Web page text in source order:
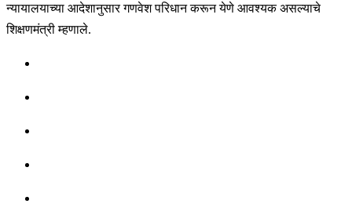
न्यायालयाच्या आदेशानुसार गणवेश परिधान करून येणे आवश्यक असल्याचे
शिक्षणमंत्री म्हणाले.